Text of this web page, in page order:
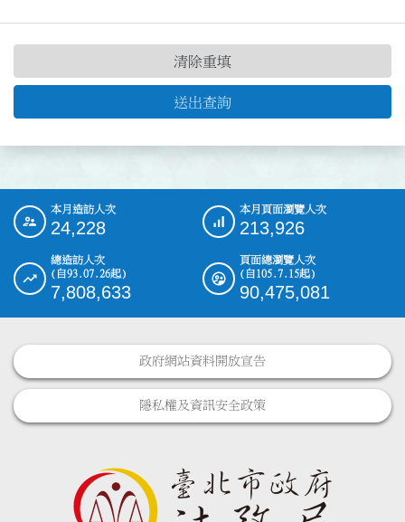
送出查詢
清除重填
::: 本月造訪人次
24,228
本月頁面瀏覽人次
213,926
總造訪人次
(自93.07.26起)
7,808,633
頁面總瀏覽人次
(自105.7.15起)
90,475,081
政府網站資料開放宣告
隱私權及資訊安全政策